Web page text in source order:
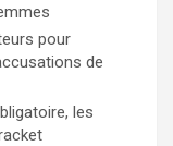
pour
de
les